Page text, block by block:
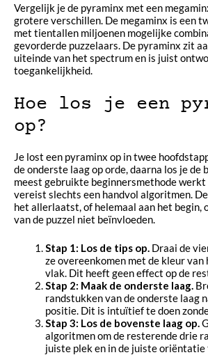
Vergelijk je de pyraminx met een
grotere verschillen. De megaminx is een
met tientallen miljoenen mogelijke
gevorderde puzzelaars. De pyraminx zit
uiteinde van het spectrum en is juist
toegankelijkheid.
Hoe los je een
op?
Je lost een pyraminx op in twee
de onderste laag op orde, daarna los je de
meest gebruikte beginnersmethode werkt
vereist slechts een handvol algoritmen.
het allerlaatst, of helemaal aan het begin,
van de puzzel niet beïnvloeden.
Stap 1: Los de tips op. Draai de
ze overeenkomen met de kleur van
vlak. Dit heeft geen effect op de
Stap 2: Maak de onderste laag.
randstukken van de onderste laag
positie. Dit is intuïtief te doen
Stap 3: Los de bovenste laag op.
algoritmen om de resterende drie
juiste plek en in de juiste oriëntatie